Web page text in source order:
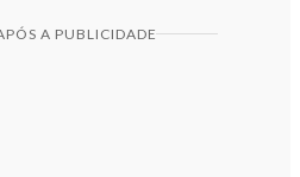
A PUBLICIDADE